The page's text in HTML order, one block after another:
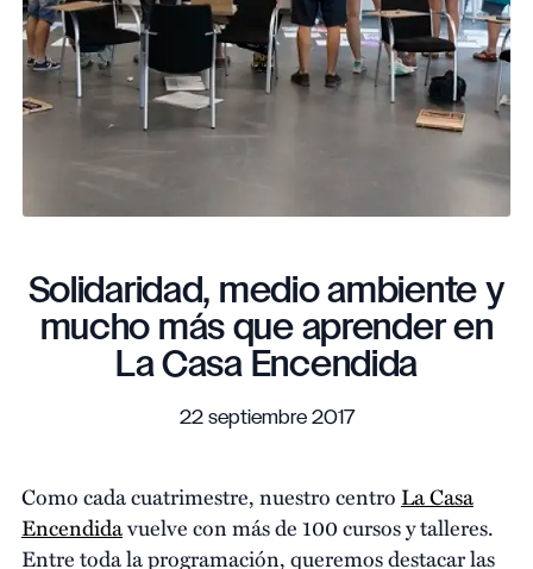
Solidaridad, medio ambiente y
mucho más que aprender en
La Casa Encendida
22 septiembre 2017
Como cada cuatrimestre, nuestro centro La Casa
Encendidavuelve con más de 100 cursos y talleres.
Entre toda la programación, queremos destacar las